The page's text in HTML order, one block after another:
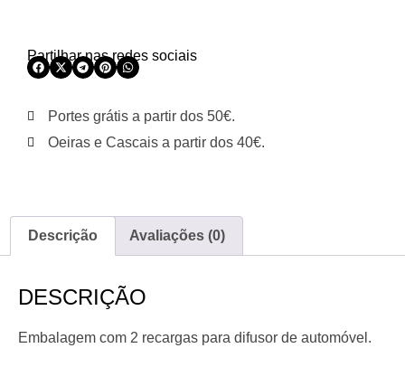
Partilhar nas redes sociais
Portes grátis a partir dos 50€.
Oeiras e Cascais a partir dos 40€.
Descrição Avaliações (0)
DESCRIÇÃO
Embalagem com 2 recargas para difusor de automóvel.